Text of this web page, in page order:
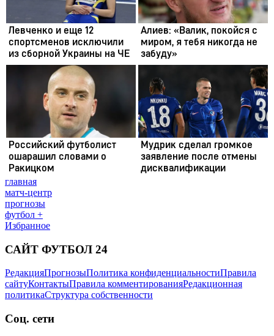
главная
матч-центр
прогнозы
футбол +
Избранное
САЙТ ФУТБОЛ 24
РедакцияПрогнозыПолитика конфиденциальностиПравила
сайтуКонтактыПравила комментированияРедакционная
политикаСтруктура собственности
Соц. сети